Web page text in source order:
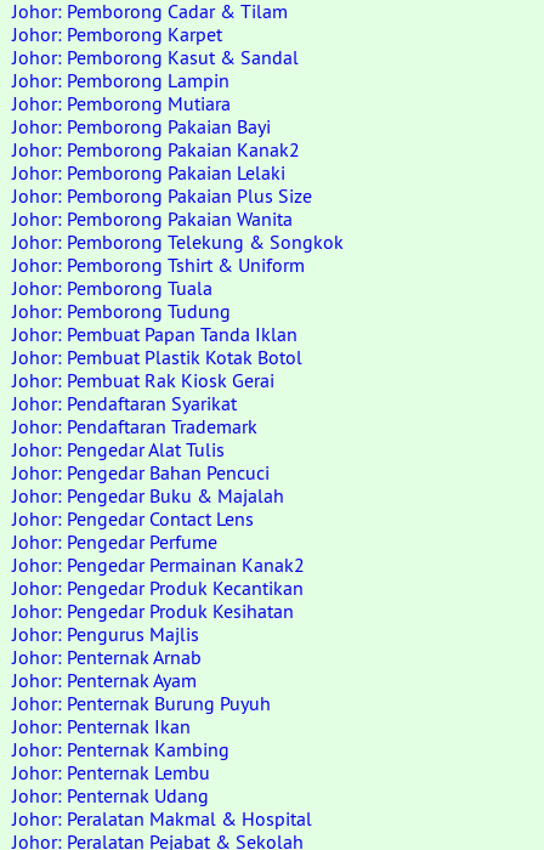
Johor: Pemborong Cadar & Tilam
Johor: Pemborong Karpet
Johor: Pemborong Kasut & Sandal
Johor: Pemborong Lampin
Johor: Pemborong Mutiara
Johor: Pemborong Pakaian Bayi
Johor: Pemborong Pakaian Kanak2
Johor: Pemborong Pakaian Lelaki
Johor: Pemborong Pakaian Plus Size
Johor: Pemborong Pakaian Wanita
Johor: Pemborong Telekung & Songkok
Johor: Pemborong Tshirt & Uniform
Johor: Pemborong Tuala
Johor: Pemborong Tudung
Johor: Pembuat Papan Tanda Iklan
Johor: Pembuat Plastik Kotak Botol
Johor: Pembuat Rak Kiosk Gerai
Johor: Pendaftaran Syarikat
Johor: Pendaftaran Trademark
Johor: Pengedar Alat Tulis
Johor: Pengedar Bahan Pencuci
Johor: Pengedar Buku & Majalah
Johor: Pengedar Contact Lens
Johor: Pengedar Perfume
Johor: Pengedar Permainan Kanak2
Johor: Pengedar Produk Kecantikan
Johor: Pengedar Produk Kesihatan
Johor: Pengurus Majlis
Johor: Penternak Arnab
Johor: Penternak Ayam
Johor: Penternak Burung Puyuh
Johor: Penternak Ikan
Johor: Penternak Kambing
Johor: Penternak Lembu
Johor: Penternak Udang
Johor: Peralatan Makmal & Hospital
Johor: Peralatan Pejabat & Sekolah